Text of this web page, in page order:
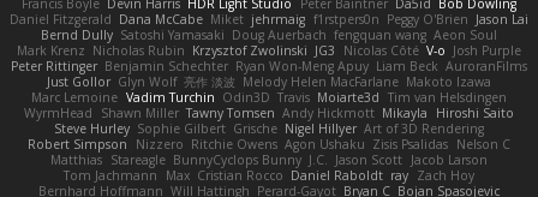
Francis Boyle Devin Harris HDR Light Studio Peter Baintner Da5id Bob Dowling
Daniel Fitzgerald Dana McCabe Miket jehrmaig f1rstpers0n Peggy O'Brien Jason Lai
Bernd Dully Satoshi Yamasaki Doug Auerbach fengquan wang Aeon Soul
Mark Krenz Nicholas Rubin Krzysztof Zwolinski JG3 Nicolas Côté V-o Josh Purple
Peter Rittinger Benjamin Schechter Ryan Won-Meng Apuy Liam Beck AuroranFilms
Just Gollor Glyn Wolf 亮作 淡波 Melody Helen MacFarlane Makoto Izawa
Marc Lemoine Vadim Turchin Odin3D Travis Moiarte3d Tim van Helsdingen
WyrmHead
Shawn Miller Tawny Tomsen Andy Hickmott Mikayla
Hiroshi Saito
Steve Hurley Sophie Gilbert Grische Nigel Hillyer Art of 3D Rendering
Robert Simpson
Nizzero Ritchie Owens Agon Ushaku Zisis Psalidas Nelson C
Matthias Stareagle BunnyCyclops Bunny J.C. Jason Scott Jacob Larson
Tom Jachmann
Max Cristian Rocco Daniel Raboldt ray Zach Hoy
Bernhard Hoffmann Will Hattingh Perard-Gayot Bryan C Bojan Spasojevic